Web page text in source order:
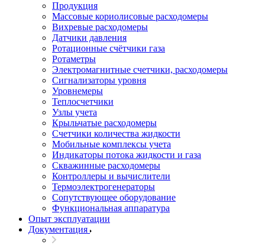
Продукция
Массовые кориолисовые расходомеры
Вихревые расходомеры
Датчики давления
Ротационные счётчики газа
Ротаметры
Электромагнитные счетчики, расходомеры
Сигнализаторы уровня
Уровнемеры
Теплосчетчики
Узлы учета
Крыльчатые расходомеры
Счетчики количества жидкости
Мобильные комплексы учета
Индикаторы потока жидкости и газа
Скважинные расходомеры
Контроллеры и вычислители
Термоэлектрогенераторы
Сопутствующее оборудование
Функциональная аппаратура
Опыт эксплуатации
Документация